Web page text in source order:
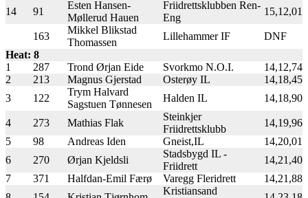
14
91
Esten Hansen-
Møllerud Hauen
Friidrettsklubben Ren-
Eng
15,12,01
163
Mikkel Blikstad
Thomassen
Lillehammer IF
DNF
Heat: 8
1
287 Trond Ørjan Eide Svorkmo N.O.I.
14,12,74
2
213 Magnus Gjerstad Osterøy IL
14,18,45
3
122
Trym Halvard
Sagstuen Tønnesen
Halden IL 14,18,90
4 273 Mathias Flak
Steinkjer
Friidrettsklubb
14,19,96
5
98 Andreas Iden Gneist,IL
14,20,01
6
270 Ørjan Kjeldsli
Stadsbygd IL -
Friidrett
14,21,40
7
371 Halfdan-Emil Færø Varegg Fleridrett
14,21,88
Kristiansand